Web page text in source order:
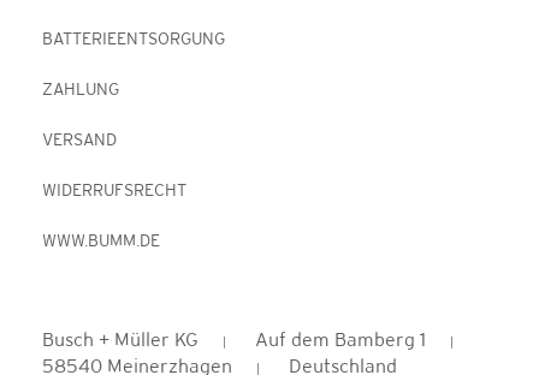
BATTERIEENTSORGUNG
ZAHLUNG
VERSAND
WIDERRUFSRECHT
WWW.BUMM.DE
Busch + Müller KG
Auf dem Bamberg 1
58540 Meinerzhagen
Deutschland